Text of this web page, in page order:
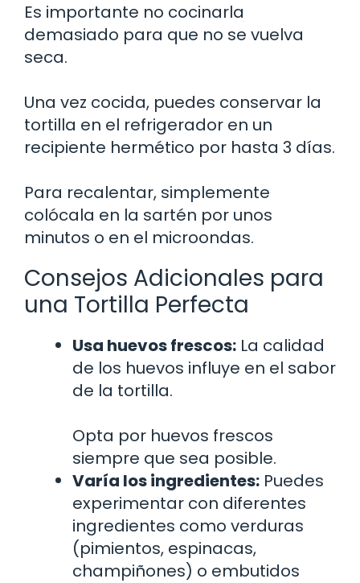
Es importante no cocinarla
demasiado para que no se vuelva
seca.
Una vez cocida, puedes conservar la
tortilla en el refrigerador en un
recipiente hermético por hasta 3 días.
Para recalentar, simplemente
colócala en la sartén por unos
minutos o en el microondas.
Consejos Adicionales para
una Tortilla Perfecta
Usa huevos frescos: La calidad
de los huevos influye en el sabor
de la tortilla.
Opta por huevos frescos
siempre que sea posible.
Varía los ingredientes: Puedes
experimentar con diferentes
ingredientes como verduras
(pimientos, espinacas,
champiñones) o embutidos